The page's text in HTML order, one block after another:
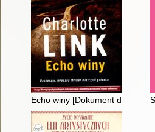
Echo winy [Dokument